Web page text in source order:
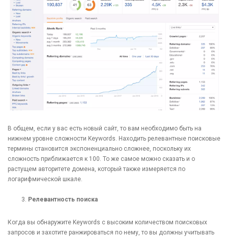
В общем, если у вас есть новый сайт, то вам необходимо быть на
нижнем уровне сложности Keywords. Находить релевантные поисковые
термины становится экспоненциально сложнее, поскольку их
сложность приближается к 100. То же самое можно сказать и о
растущем авторитете домена, который также измеряется по
логарифмической шкале.
Релевантность поиска
Когда вы обнаружите Keywords с высоким количеством поисковых
запросов и захотите ранжироваться по нему, то вы должны учитывать